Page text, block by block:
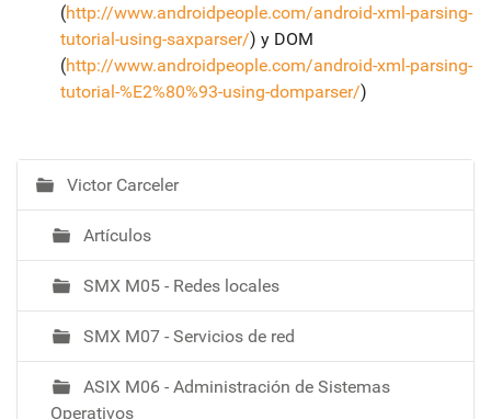
(http://www.androidpeople.com/android-xml-parsing-
tutorial-using-saxparser/) y DOM
(http://www.androidpeople.com/android-xml-parsing-
tutorial-%E2%80%93-using-domparser/)
N
a
e
a
Victor Carceler
Artículos
SMX M05 - Redes locales
SMX M07 - Servicios de red
ASIX M06 - Administración de Sistemas
Operativos